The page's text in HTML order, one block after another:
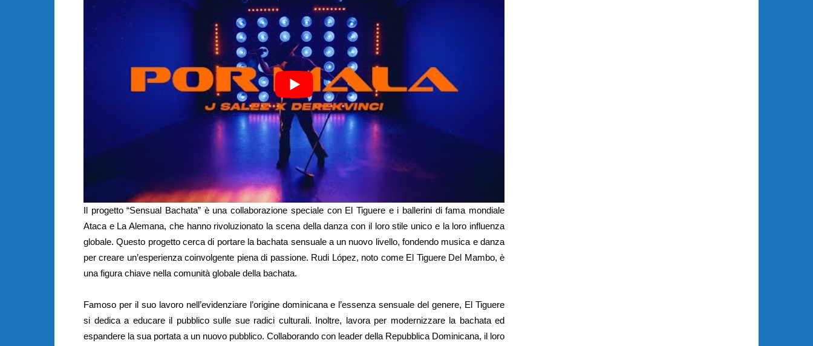
Il progetto “Sensual Bachata” è una collaborazione speciale con El Tiguere e i ballerini di fama mondiale
Ataca e La Alemana, che hanno rivoluzionato la scena della danza con il loro stile unico e la loro influenza
globale. Questo progetto cerca di portare la bachata sensuale a un nuovo livello, fondendo musica e danza
per creare un’esperienza coinvolgente piena di passione. Rudi López, noto come El Tiguere Del Mambo, è
una figura chiave nella comunità globale della bachata.
Famoso per il suo lavoro nell’evidenziare l’origine dominicana e l’essenza sensuale del genere, El Tiguere
si dedica a educare il pubblico sulle sue radici culturali. Inoltre, lavora per modernizzare la bachata ed
espandere la sua portata a un nuovo pubblico. Collaborando con leader della Repubblica Dominicana, il loro